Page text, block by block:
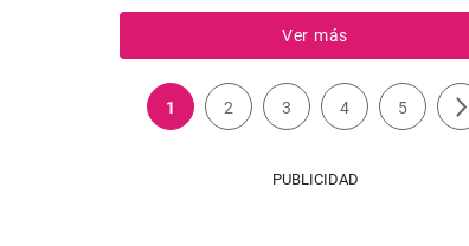
Ver más
1 2 3 4 5
PUBLICIDAD